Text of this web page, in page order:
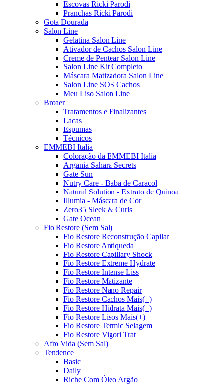
Escovas Ricki Parodi
Pranchas Ricki Parodi
Gota Dourada
Salon Line
Gelatina Salon Line
Ativador de Cachos Salon Line
Creme de Pentear Salon Line
Salon Line Kit Completo
Máscara Matizadora Salon Line
Salon Line SOS Cachos
Meu Liso Salon Line
Broaer
Tratamentos e Finalizantes
Lacas
Espumas
Técnicos
EMMEBI Italia
Coloração da EMMEBI Italia
Argania Sahara Secrets
Gate Sun
Nutry Care - Baba de Caracol
Natural Solution - Extrato de Quinoa
Illumia - Máscara de Cor
Zero35 Sleek & Curls
Gate Ocean
Fio Restore (Sem Sal)
Fio Restore Reconstrução Capilar
Fio Restore Antiqueda
Fio Restore Capillary Shock
Fio Restore Extreme Hydrate
Fio Restore Intense Liss
Fio Restore Matizante
Fio Restore Nano Repair
Fio Restore Cachos Mais(+)
Fio Restore Hidrata Mais(+)
Fio Restore Lisos Mais(+)
Fio Restore Termic Selagem
Fio Restore Vigori Trat
Afro Vida (Sem Sal)
Tendence
Basic
Daily
Riche Com Óleo Argão